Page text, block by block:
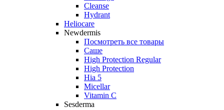
Cleanse
Hydrant
Heliocare
Newdermis
Посмотреть все товары
Саше
High Protection Regular
High Protection
Hia 5
Micellar
Vitamin C
Sesderma